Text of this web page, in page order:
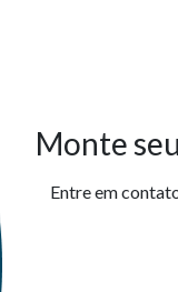
Monte
Entre em